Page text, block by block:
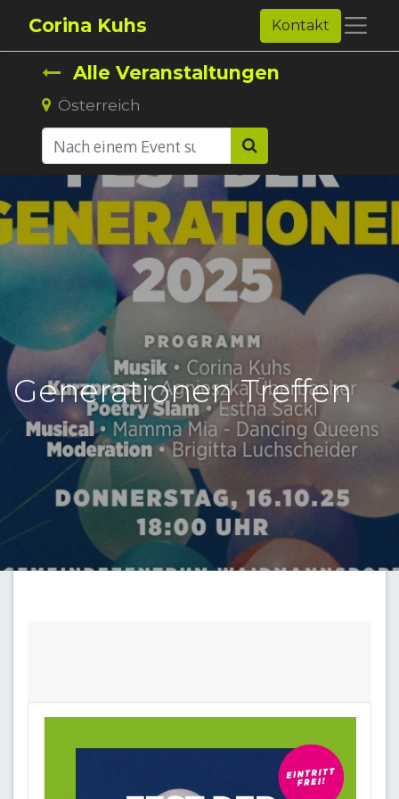
Corina Kuhs Kontakt
Alle Veranstaltungen
Österreich
Generationen Treffen